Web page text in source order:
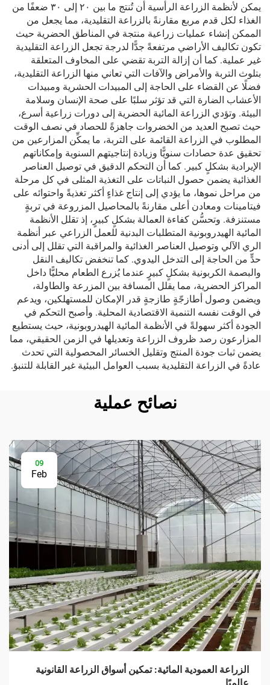
يمكن لأنظمة الزراعة الرأسية أن تُنتج ما بين ٢٠ إلى ٣٠ ضعفًا من
الغذاء لكل قدم مربع مقارنةً بالزراعة التقليدية، مما يجعل من
الممكن إنشاء عمليات زراعية منتجة في المناطق الحضرية حيث
تكون تكاليف الأراضي مرتفعةً جدًّا لدرجة تجعل الزراعة التقليدية
غير عملية. كما أن إزالة التربة تقضي على المخاوف المتعلقة
بتلوث التربة والأمراض والآفات التي تعاني منها الزراعة التقليدية،
فضلًا عن القضاء على الحاجة إلى المبيدات الحشرية ومبيدات
الأعشاب الضارة التي قد تؤثر سلبًا على صحة الإنسان وسلامة
البيئة. وتؤدي الزراعة المائية الحضرية إلى دورات زراعية أسرع،
حيث تصبح العديد من الخضروات جاهزةً للحصاد في نصف الوقت
المطلوب في الزراعة القائمة على التربة، ما يمكِّن المزارعين من
تحقيق عدة حصادات سنويًّا وزيادة إنتاجيتهم السنوية وإمكاناتهم
الإيرادية بشكلٍ كبير. كما أن التحكم الدقيق في توصيل العناصر
الغذائية يضمن حصول النباتات على التغذية المثلى في كل مرحلة
من مراحل نموها، ما يؤدي إلى إنتاج غذاءٍ أكثر تغذيةً واحتوائه على
فيتامينات ومعادن أعلى مقارنةً بالمحاصيل المزروعة في تربةٍ
مستنزفة. وتحسُّن كفاءة العمالة بشكلٍ كبيرٍ، إذ تقلل الأنظمة
المائية الهيدروبونية المتطلبات البدنية للعمل الزراعي عبر أنظمة
الري الآلي وتوصيل العناصر الغذائية والمراقبة التي تقلل إلى أدنى
حدٍّ من الحاجة إلى التدخل اليدوي. كما تنخفض تكاليف النقل
والبصمة الكربونية بشكلٍ كبيرٍ عندما يُزرع الطعام محليًّا داخل
المراكز الحضرية، مما يقلل المسافة بين المزرعة والطاولة،
ويضمن وصول أطازجّةٍ طازجةٍ قدر الإمكان للمستهلكين، ويدعم
في الوقت نفسه التنمية الاقتصادية المحلية. وأصبح التحكم في
الجودة أكثر سهولةً في الأنظمة المائية الهيدروبونية، حيث يستطيع
المزارعون رصد ظروف الزراعة وتعديلها في الزمن الحقيقي، مما
يضمن ثبات جودة المنتج وتقليل الخسائر المحصولية التي تحدث
عادةً في الزراعة التقليدية بسبب العوامل البيئية غير القابلة للتنبؤ.
نصائح عملية
09
Feb
الزراعة العمودية المائية: تمكين أسواق الزراعة القانونية